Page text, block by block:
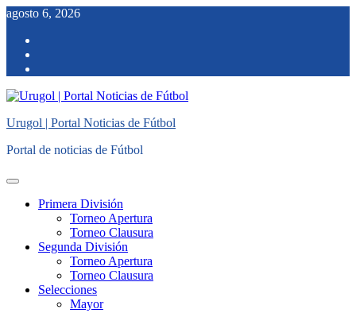
Saltar
contenido
agosto 6, 2026
Urugol | Portal Noticias de Fútbol
Portal de noticias de Fútbol
Menú
principalPrimera División
Torneo Apertura
Torneo Clausura
Segunda División
Torneo Apertura
Torneo Clausura
Selecciones
Mayor